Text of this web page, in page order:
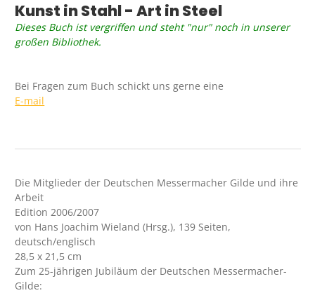
Kunst in Stahl - Art in Steel
Dieses Buch ist vergriffen und steht "nur" noch in unserer
großen Bibliothek.
Bei Fragen zum Buch schickt uns gerne eine
E-mail
Die Mitglieder der Deutschen Messermacher Gilde und ihre
Arbeit
Edition 2006/2007
von Hans Joachim Wieland (Hrsg.), 139 Seiten,
deutsch/englisch
28,5 x 21,5 cm
Zum 25-jährigen Jubiläum der Deutschen Messermacher-
Gilde: